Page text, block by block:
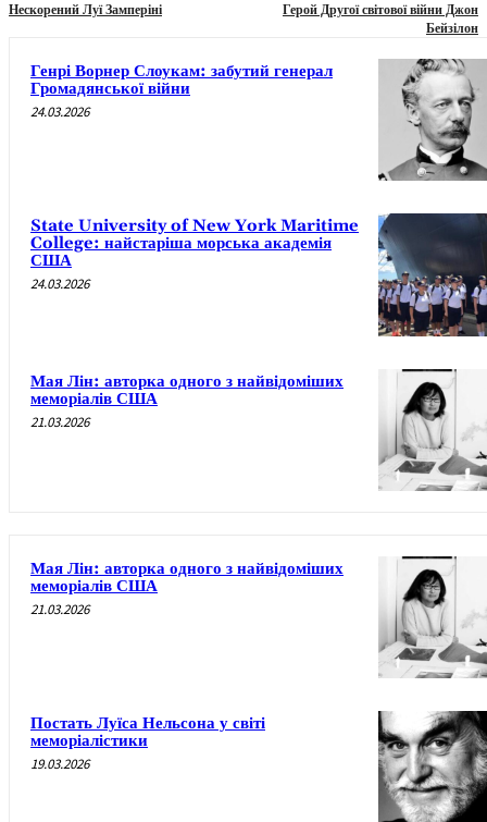
Нескорений Луї Замперіні
Герой Другої світової війни Джон
Бейзілон
Генрі Ворнер Слоукам: забутий генерал
Громадянської війни
24.03.2026
State University of New York Maritime
College: найстаріша морська академія
США
24.03.2026
Мая Лін: авторка одного з найвідоміших
меморіалів США
21.03.2026
Мая Лін: авторка одного з найвідоміших
меморіалів США
21.03.2026
Постать Луїса Нельсона у світі
меморіалістики
19.03.2026